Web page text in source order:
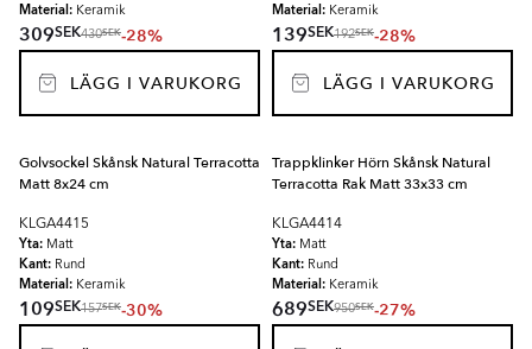
Material: Keramik
309SEK430SEK-28%
LÄGG I VARUKORG
Material: Keramik
139SEK192SEK-28%
LÄGG I VARUKORG
Golvsockel Skånsk Natural Terracotta
Matt 8x24 cm
KLGA4415
Yta: Matt
Kant: Rund
Material: Keramik
109SEK157SEK-30%
Trappklinker Hörn Skånsk Natural
Terracotta Rak Matt 33x33 cm
KLGA4414
Yta: Matt
Kant: Rund
Material: Keramik
689SEK950SEK-27%